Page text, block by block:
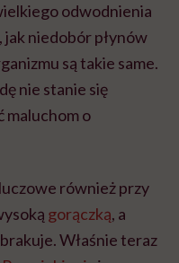
odwodnienia
jak niedobór płynów
są takie same.
nie stanie się
maluchom o
również przy
gorączką, a
Właśnie teraz